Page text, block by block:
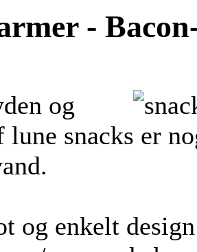
-
og
lune snacks er
og enkelt